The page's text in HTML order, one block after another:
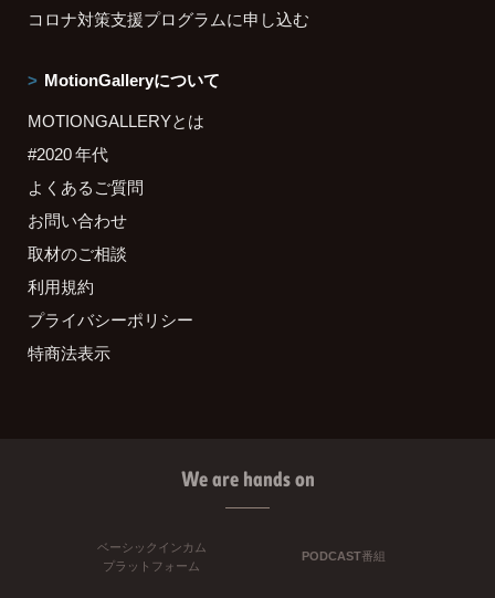
コロナ対策支援プログラムに申し込む
MotionGalleryについて
MOTIONGALLERYとは
#2020 年代
よくあるご質問
お問い合わせ
取材のご相談
利用規約
プライバシーポリシー
特商法表示
We are hands on
ベーシックインカム
プラットフォーム
PODCAST番組